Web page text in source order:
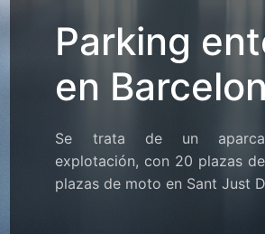
Parking
en
Se trata de un
explotación, con 20 plazas
plazas de moto en Sant Just